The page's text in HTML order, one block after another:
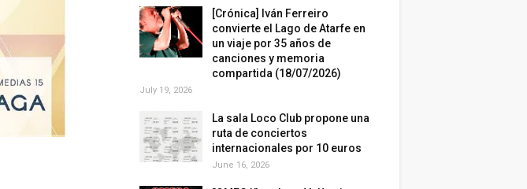
[Crónica] Iván Ferreiro
convierte el Lago de Atarfe en
un viaje por 35 años de
canciones y memoria
compartida (18/07/2026)
July 19, 2026
La sala Loco Club propone una
ruta de conciertos
internacionales por 10 euros
June 16, 2026